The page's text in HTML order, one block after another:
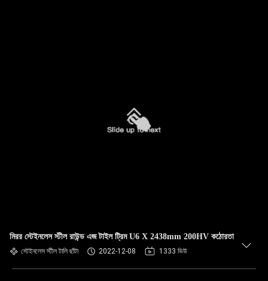
মিরর স্টেইনলেস স্টীল রাউন্ড এজ টাইল ট্রিম U6 X 2438mm 200HV কঠোরতা
স্টেইনলেস স্টীল টালি ছাঁটা 2022-12-08 1333 ভিউ